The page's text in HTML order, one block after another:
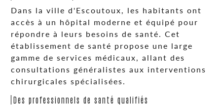
Dans la ville d'Escoutoux, les habitants ont
accès à un hôpital moderne et équipé pour
répondre à leurs besoins de santé. Cet
établissement de santé propose une large
gamme de services médicaux, allant des
consultations généralistes aux interventions
chirurgicales spécialisées.
Des professionnels de santé qualifiés